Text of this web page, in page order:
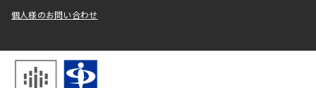
個人様のお問い合わせ